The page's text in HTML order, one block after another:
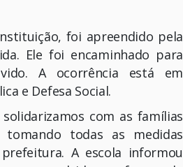
foi apreendido pela
Ele foi encaminhado para
A ocorrência está em
e Defesa Social.
com as famílias
todas as medidas
A escola informou